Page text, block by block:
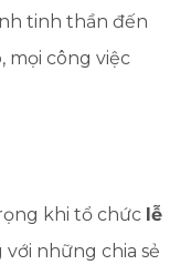
tinh thần đến
mọi công việc
khi tổ chức lễ
với những chia sẻ